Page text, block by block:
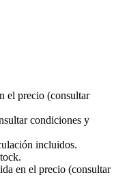
el precio (consultar
condiciones y
incluidos.
en el precio (consultar